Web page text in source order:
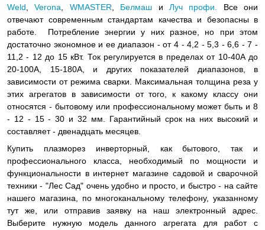
Weld ,Verona WMASTER Белмаш и Луч профи.
Все они
отвечают современным стандартам качества и безопасны в
работе. Потребление энергии у них разное, но при этом
достаточно экономное и ее диапазон - от 4 - 4,2 - 5,3 - 6,6 - 7 -
11,2 - 12 до 15 кВт. Ток регулируется в пределах от 10-40А до
20-100А, 15-180А, и других показателей диапазонов, в
зависимости от режима сварки. Максимальная толщина реза у
этих агрегатов в зависимости от того, к какому классу они
относятся - бытовому или профессиональному может быть и 8
- 12 - 15 - 30 и 32 мм. Гарантийный срок на них высокий и
составляет - двенадцать месяцев.
Купить плазморез инверторный, как бытового, так и
профессионального класса, необходимый по мощности и
функциональности в интернет магазине садовой и сварочной
техники - "Лес Сад" очень удобно и просто, и быстро - на сайте
нашего магазина, по многоканальному телефону, указанному
тут же, или отправив заявку на наш электронный адрес.
Выберите нужную модель данного агрегата для работ с